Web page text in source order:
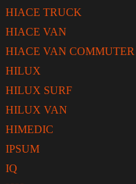
HIACE TRUCK
HIACE VAN
HIACE VAN COMMUTER
HILUX
HILUX SURF
HILUX VAN
HIMEDIC
IPSUM
IQ